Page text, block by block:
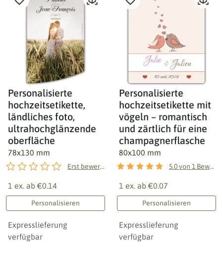
Personalisierte
hochzeitsetikette,
ländliches foto,
ultrahochglänzende
oberfläche
78x130 mm
Erst bewerten!
1 ex. ab €0.14
Personalisieren
Expresslieferung
verfügbar
Personalisierte
hochzeitsetikette mit
vögeln – romantisch
und zärtlich für eine
champagnerflasche
80x100 mm
5.0von1 Bewertungen
1 ex. ab €0.07
Personalisieren
Expresslieferung
verfügbar